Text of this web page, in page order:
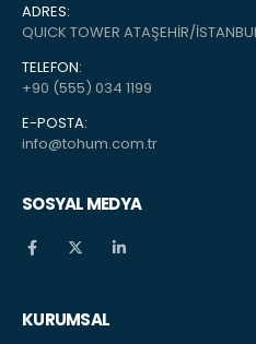
ADRES:
QUICK TOWER ATAŞEHİR/
TELEFON:
+90 (555) 034 1199
E-POSTA:
info@tohum.com.tr
SOSYAL MEDYA
KURUMSAL